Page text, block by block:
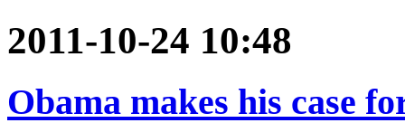
2011-10-24 10:48
Obama makes his case